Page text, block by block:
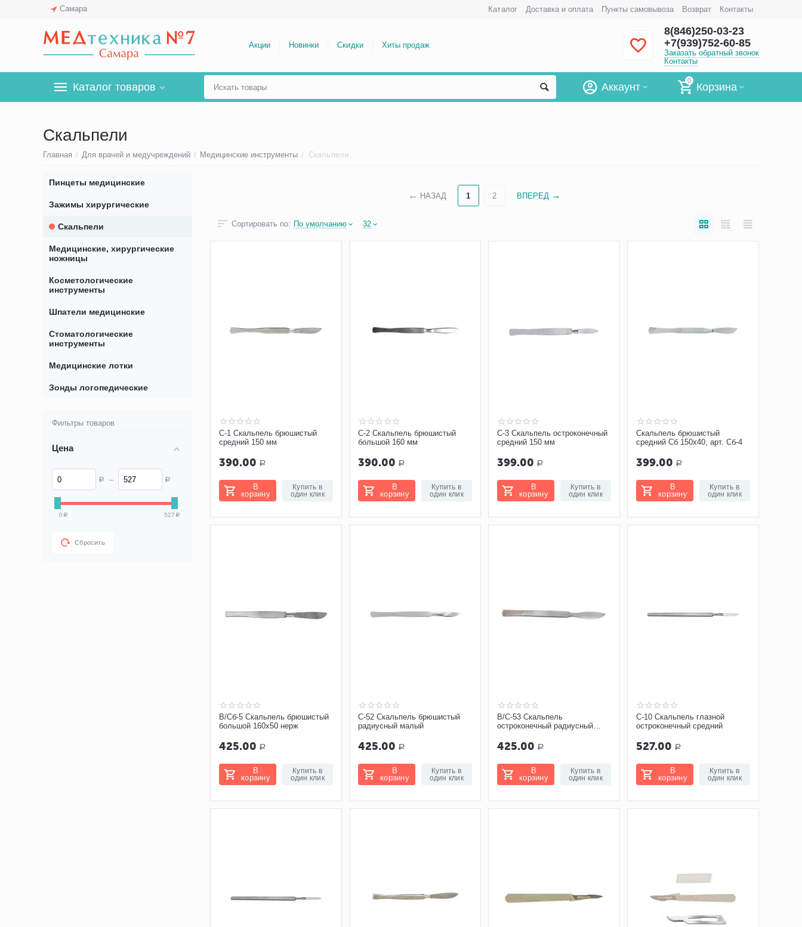
Самара Каталог Доставка и оплата Пункты самовывоза Возврат Контакты
Акции Новинки Скидки Хиты продаж
8(846)250-03-23
+7(939)752-60-85
Заказать обратный звонок
Контакты
Каталог товаров
0
Корзина
Аккаунт
Скальпели
Главная / Для врачей и медучреждений / Медицинские инструменты / Скальпели
НАЗАД 1 2 ВПЕРЕД
Сортировать по: По умолчанию 32
С-1 Скальпель брюшистый
средний 150 мм
390.00 Р
В
корзину
Купить в
один клик
С-2 Скальпель брюшистый
большой 160 мм
390.00 Р
В
корзину
Купить в
один клик
С-3 Скальпель остроконечный
средний 150 мм
399.00 Р
В
корзину
Купить в
один клик
Скальпель брюшистый
средний Сб 150х40, арт. Сб-4
399.00 Р
В
корзину
Купить в
один клик
В/Сб-5 Скальпель брюшистый
большой 160х50 нерж
425.00 Р
В
корзину
Купить в
один клик
С-52 Скальпель брюшистый
радиусный малый
425.00 Р
В
корзину
Купить в
один клик
В/С-53 Скальпель
остроконечный радиусный
425.00 Р
В
корзину
Купить в
один клик
C-10 Скальпель глазной
остроконечный средний
527.00 Р
В
корзину
Купить в
один клик
Пинцеты медицинские
Зажимы хирургические
Скальпели
Медицинские, хирургические
ножницы
Косметологические
инструменты
Шпатели медицинские
Стоматологические
инструменты
Медицинские лотки
Зонды логопедические
Фильтры товаров
Цена
Р – Р
0 Р 527 Р
Сбросить